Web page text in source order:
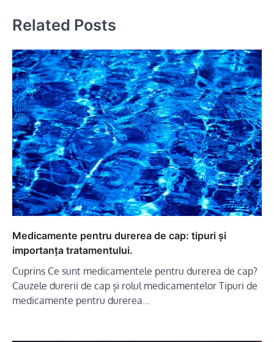
Related Posts
Medicamente pentru durerea de cap: tipuri și
importanța tratamentului.
Cuprins Ce sunt medicamentele pentru durerea de cap?
Cauzele durerii de cap și rolul medicamentelor Tipuri de
medicamente pentru durerea…